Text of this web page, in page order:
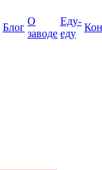
Блог
О
заводе
Еду-
еду